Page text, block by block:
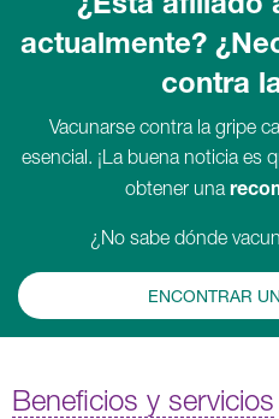
actualmente?
contra
Vacunarse contra la gripe
esencial. ¡La buena noticia es
obtener una
¿No sabe dónde
ENCONTRAR
Beneficios y servicios